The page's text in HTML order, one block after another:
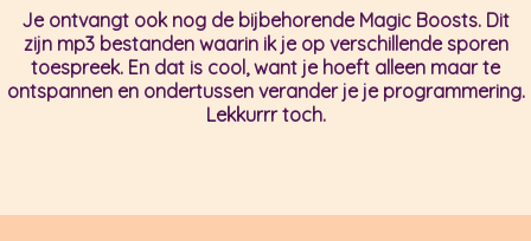
Je ontvangt ook nog de bijbehorende Magic Boosts. Dit
zijn mp3 bestanden waarin ik je op verschillende sporen
toespreek. En dat is cool, want je hoeft alleen maar te
ontspannen en ondertussen verander je je programmering.
Lekkurrr toch.